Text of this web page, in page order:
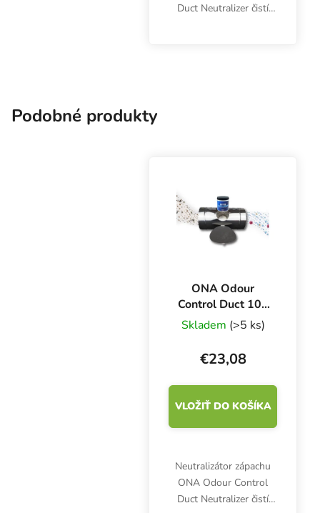
Duct Neutralizer čistí
Podobné produkty
ONA Odour
Control Duct 100
mm, neutralizátor
zápachu pre
potrubia
Skladem (>5 ks)
€23,08
VLOŽIŤ DO KOŠÍKA
Neutralizátor zápachu
ONA Odour Control
Duct Neutralizer čistí